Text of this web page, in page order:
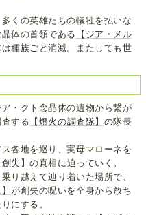
くの英雄たちの犠牲を払いな
体の首領である
【ジア・メル
種族ごと消滅。またしても世
・クト念晶体の遺物から繋が
査する 【燈火の調査隊】 の隊長
各地を巡り、実母マローネを
創失】の真相に迫っていく。
り越えて辿り着いた場所で、
】が創失の呪いを全身から放ち
にする。